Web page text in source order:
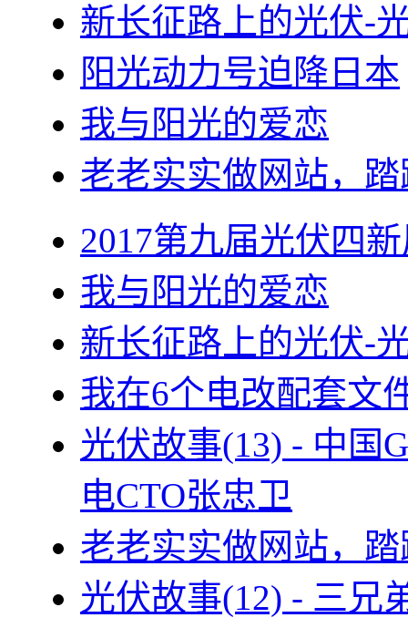
新长征路上的光伏-
阳光动力号迫降日本
我与阳光的爱恋
老老实实做网站，
2017第九届光伏四
我与阳光的爱恋
新长征路上的光伏-
我在6个电改配套文
光伏故事(13) - 中国
电CTO张忠卫
老老实实做网站，
光伏故事(12) - 三兄